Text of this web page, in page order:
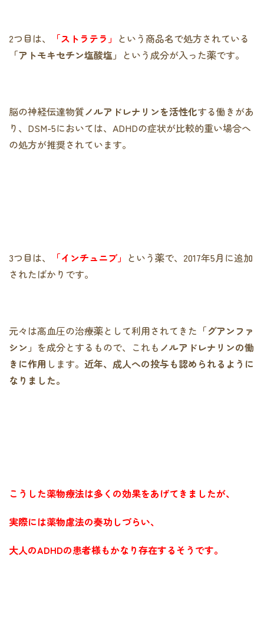
2つ目は、 「ストラテラ」 という商品名で処方されている
「アトモキセチン塩酸塩」 という成分が入った薬です。
脳の神経伝達物質ノルアドレナリンを活性化する働きがあ
り、DSM-5においては、ADHDの症状が比較的重い場合へ
の処方が推奨されています。
3つ目は、 「インチュニブ」 という薬で、2017年5月に追加
されたばかりです。
元々は高血圧の治療薬として利用されてきた 「グアンファ
シン」 を成分とするもので、これも ノルアドレナリンの働
きに作用 します。 近年、成人への投与も認められるように
なりました。
こうした薬物療法は多くの効果をあげてきましたが、
実際には薬物慮法の奏功しづらい、
大人のADHDの患者様もかなり存在するそうです。